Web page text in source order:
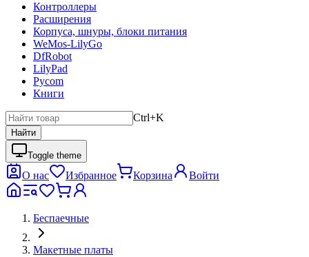
Контроллеры
Расширения
Корпуса, шнуры, блоки питания
WeMos-LilyGo
DfRobot
LilyPad
Pycom
Книги
Ctrl+K
Найти
Toggle theme
О нас Избранное Корзина Войти
Беспаечные
Макетные платы